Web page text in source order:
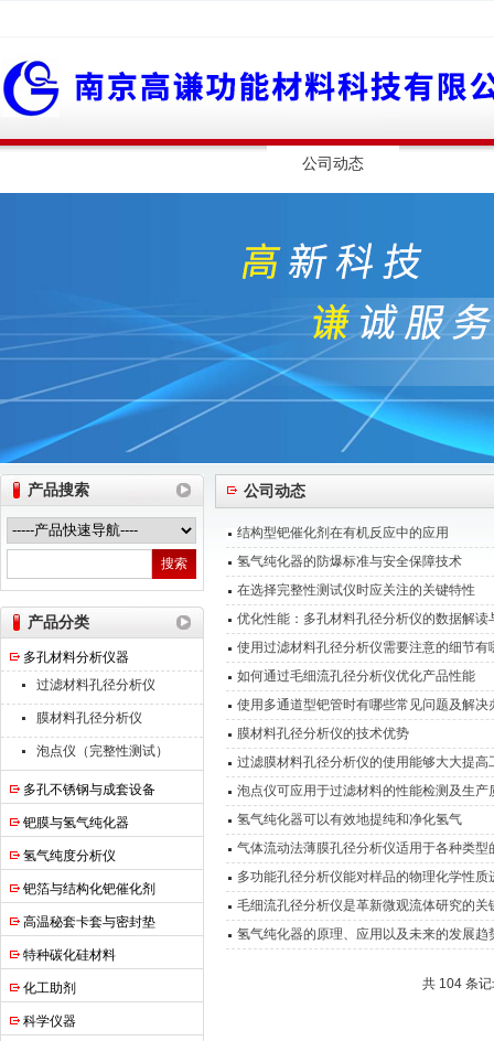
南京高谦功能材料科技有限公司
公司动态
产品搜索
产品分类
多孔材料分析仪器
过滤材料孔径分析仪
膜材料孔径分析仪
泡点仪（完整性测试）
多孔不锈钢与成套设备
钯膜与氢气纯化器
氢气纯度分析仪
钯箔与结构化钯催化剂
高温秘套卡套与密封垫
特种碳化硅材料
化工助剂
科学仪器
公司动态
结构型钯催化剂在有机反应中的应用
氢气纯化器的防爆标准与安全保障技术
在选择完整性测试仪时应关注的关键特性
优化性能：多孔材料孔径分析仪的数据解读
使用过滤材料孔径分析仪需要注意的细节有
如何通过毛细流孔径分析仪优化产品性能
使用多通道型钯管时有哪些常见问题及解决
膜材料孔径分析仪的技术优势
过滤膜材料孔径分析仪的使用能够大大提高
泡点仪可应用于过滤材料的性能检测及生产
氢气纯化器可以有效地提纯和净化氢气
气体流动法薄膜孔径分析仪适用于各种类型
多功能孔径分析仪能对样品的物理化学性质
毛细流孔径分析仪是革新微观流体研究的关
氢气纯化器的原理、应用以及未来的发展趋
共 104 条